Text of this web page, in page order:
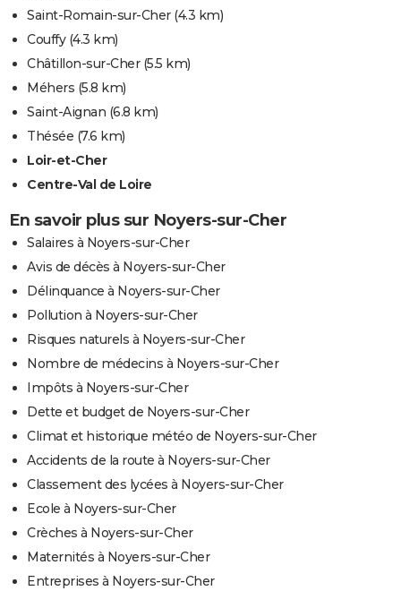
Saint-Romain-sur-Cher(4.3 km)
Couffy(4.3 km)
Châtillon-sur-Cher(5.5 km)
Méhers (5.8 km)
Saint-Aignan (6.8 km)
Thésée (7.6 km)
Loir-et-Cher
Centre-Val de Loire
En savoir plus sur Noyers-sur-Cher
Salaires à Noyers-sur-Cher
Avis de décès à Noyers-sur-Cher
Délinquance à Noyers-sur-Cher
Pollution à Noyers-sur-Cher
Risques naturels à Noyers-sur-Cher
Nombre de médecins à Noyers-sur-Cher
Impôts à Noyers-sur-Cher
Dette et budget de Noyers-sur-Cher
Climat et historique météo de Noyers-sur-Cher
Accidents de la route à Noyers-sur-Cher
Classement des lycées à Noyers-sur-Cher
Ecole à Noyers-sur-Cher
Crèches à Noyers-sur-Cher
Maternités à Noyers-sur-Cher
Entreprises à Noyers-sur-Cher